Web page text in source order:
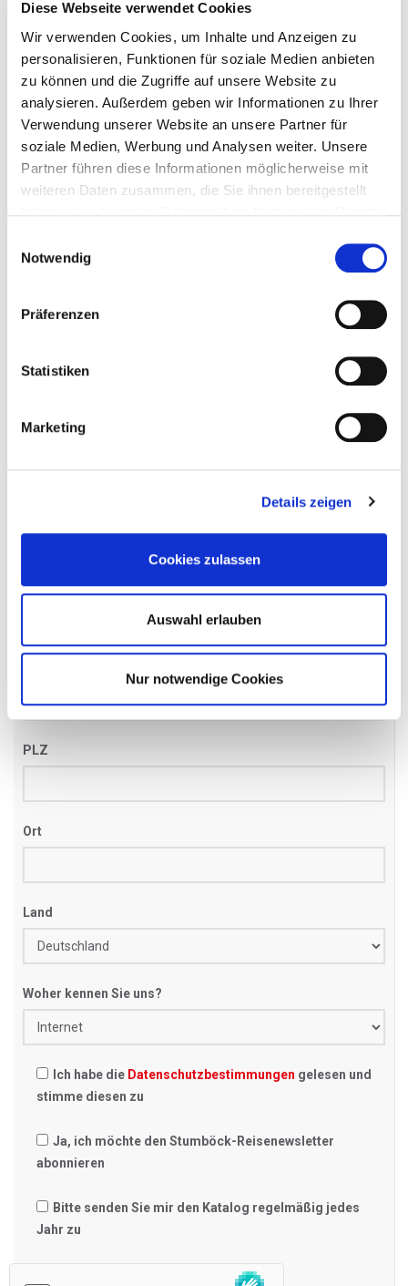
Diese Webseite verwendet Cookies
Wir verwenden Cookies, um Inhalte und Anzeigen zu
personalisieren, Funktionen für soziale Medien anbieten
zu können und die Zugriffe auf unsere Website zu
analysieren. Außerdem geben wir Informationen zu Ihrer
Verwendung unserer Website an unsere Partner für
soziale Medien, Werbung und Analysen weiter. Unsere
Partner führen diese Informationen möglicherweise mit
weiteren Daten zusammen, die Sie ihnen bereitgestellt
Notwendig
Präferenzen
Statistiken
Marketing
Details zeigen
Cookies zulassen
Auswahl erlauben
Nur notwendige Cookies
Bitte bieten Sie mir Flüge an
Persönliche Daten
Anrede
Name*
Telefon*
PLZ
Ort
Land
Woher kennen Sie uns?
Ich habe die Datenschutzbestimmungen gelesen und
stimme diesen zu
Ja, ich möchte den Stumböck-Reisenewsletter
abonnieren
Bitte senden Sie mir den Katalog regelmäßig jedes
Jahr zu